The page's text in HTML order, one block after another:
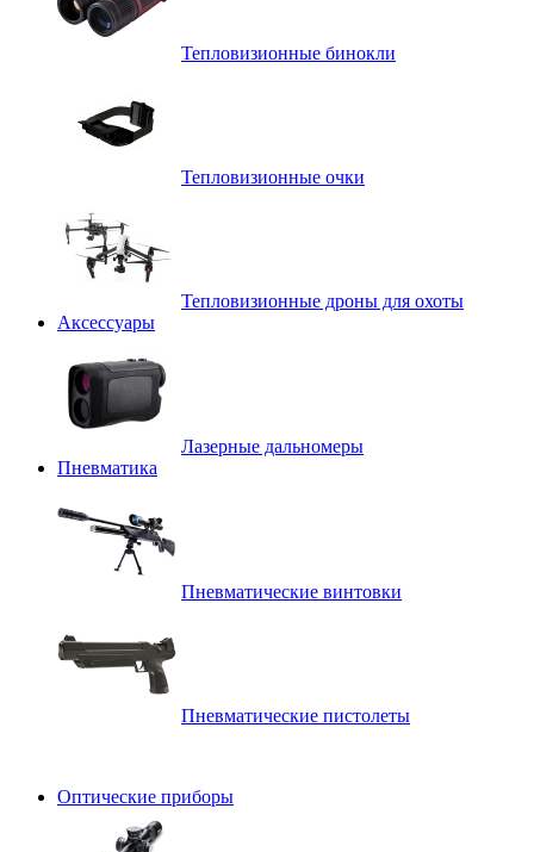
Тепловизионные бинокли
Тепловизионные очки
Тепловизионные дроны для охоты
Аксессуары
Лазерные дальномеры
Пневматика
Пневматические винтовки
Пневматические пистолеты
Оптические приборы